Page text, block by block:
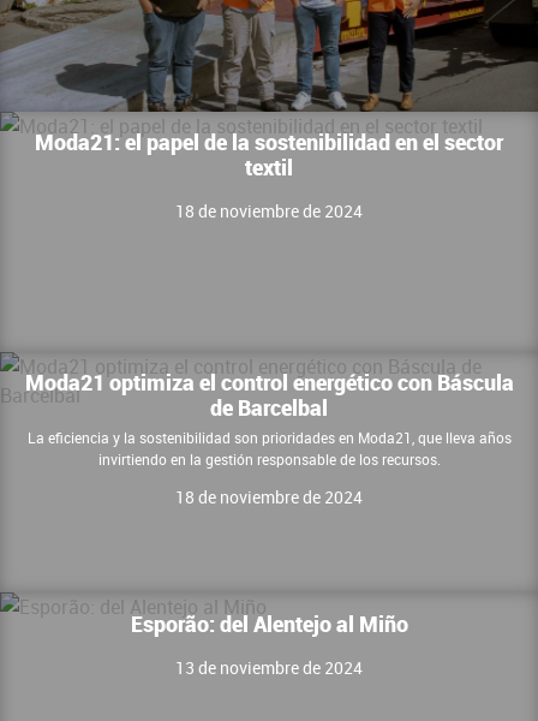
Moda21: el papel de la sostenibilidad en el sector
textil
18 de noviembre de 2024
Moda21 optimiza el control energético con Báscula
de Barcelbal
La eficiencia y la sostenibilidad son prioridades en Moda21, que lleva años
invirtiendo en la gestión responsable de los recursos.
18 de noviembre de 2024
Esporão: del Alentejo al Miño
13 de noviembre de 2024